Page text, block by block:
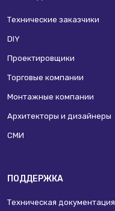
Технические заказчики
DIY
Проектировщики
Торговые компании
Монтажные компании
Архитекторы и дизайнеры
СМИ
ПОДДЕРЖКА
Техническая документация